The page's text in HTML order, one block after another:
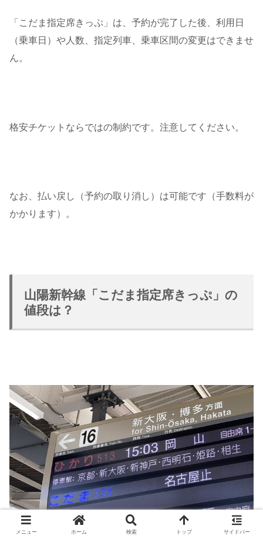
「こだま指定席きっぷ」は、予約が完了した後、利用日
（乗車日）や人数、指定列車、乗車区間の変更はできませ
ん。
格安チケットならではの制約です。注意してください。
なお、払い戻し（予約の取り消し）は可能です（手数料が
かかります）。
山陽新幹線「こだま指定席きっぷ」の
値段は？
メニュー ホーム 検索 トップ サイドバー